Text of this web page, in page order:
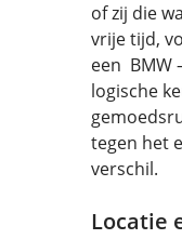
of zij die
vrije tijd,
een BMW
logische
tegen het
verschil.
Locatie